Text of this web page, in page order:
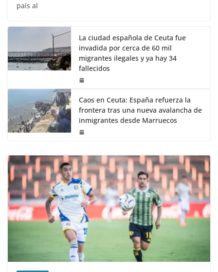
país al
La ciudad española de Ceuta fue
invadida por cerca de 60 mil
migrantes ilegales y ya hay 34
fallecidos
Caos en Ceuta: España refuerza la
frontera tras una nueva avalancha de
inmigrantes desde Marruecos